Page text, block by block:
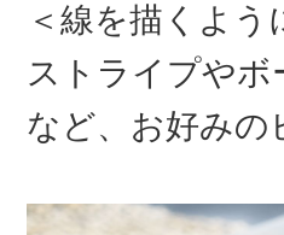
＜線を描くよう
ストライプやボ
など、お好みの